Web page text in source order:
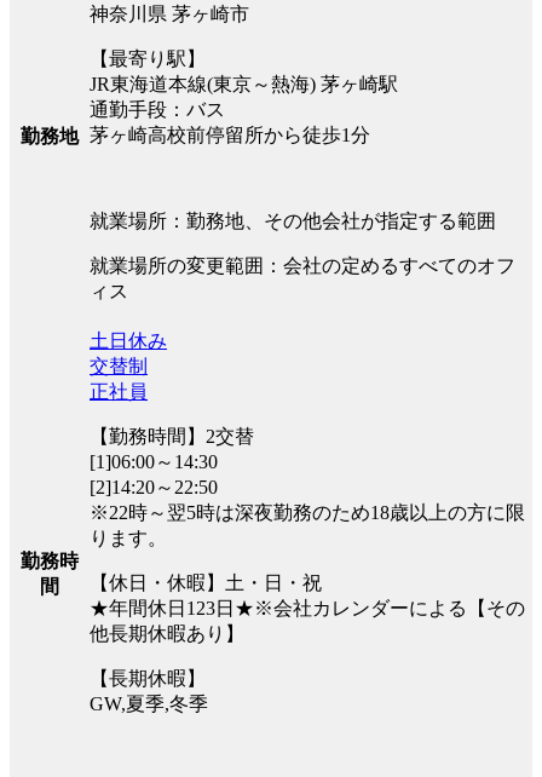
勤務地
神奈川県 茅ヶ崎市
【最寄り駅】
JR東海道本線(東京～熱海) 茅ヶ崎駅
通勤手段：バス
茅ヶ崎高校前停留所から徒歩1分
就業場所：勤務地、その他会社が指定する範囲
就業場所の変更範囲：会社の定めるすべてのオフ
ィス
勤務時
間
土日休み
交替制
正社員
【勤務時間】2交替
[1]06:00～14:30
[2]14:20～22:50
※22時～翌5時は深夜勤務のため18歳以上の方に限
ります。
【休日・休暇】土・日・祝
★年間休日123日★※会社カレンダーによる【その
他長期休暇あり】
【長期休暇】
GW,夏季,冬季